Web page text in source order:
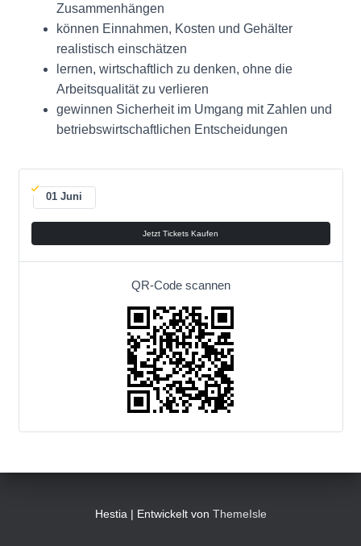
Zusammenhängen
können Einnahmen, Kosten und Gehälter
realistisch einschätzen
lernen, wirtschaftlich zu denken, ohne die
Arbeitsqualität zu verlieren
gewinnen Sicherheit im Umgang mit Zahlen und
betriebswirtschaftlichen Entscheidungen
01 Juni
Jetzt Tickets Kaufen
QR-Code scannen
Hestia | Entwickelt von ThemeIsle